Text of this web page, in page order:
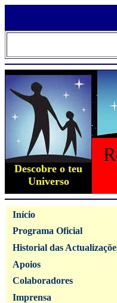
Descobre o teu
Universo
Início
Programa Oficial
Historial das
Apoios
Colaboradores
Imprensa